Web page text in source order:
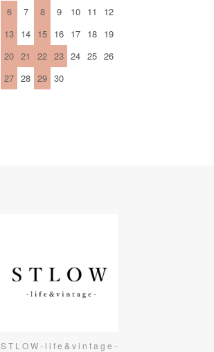
6
7 8 9 10 11
12
13 14 15 16 17 18 19
20 21 22 23 24 25 26
27 28 29 30
S T L O W - l i f e & v i n t a g e -